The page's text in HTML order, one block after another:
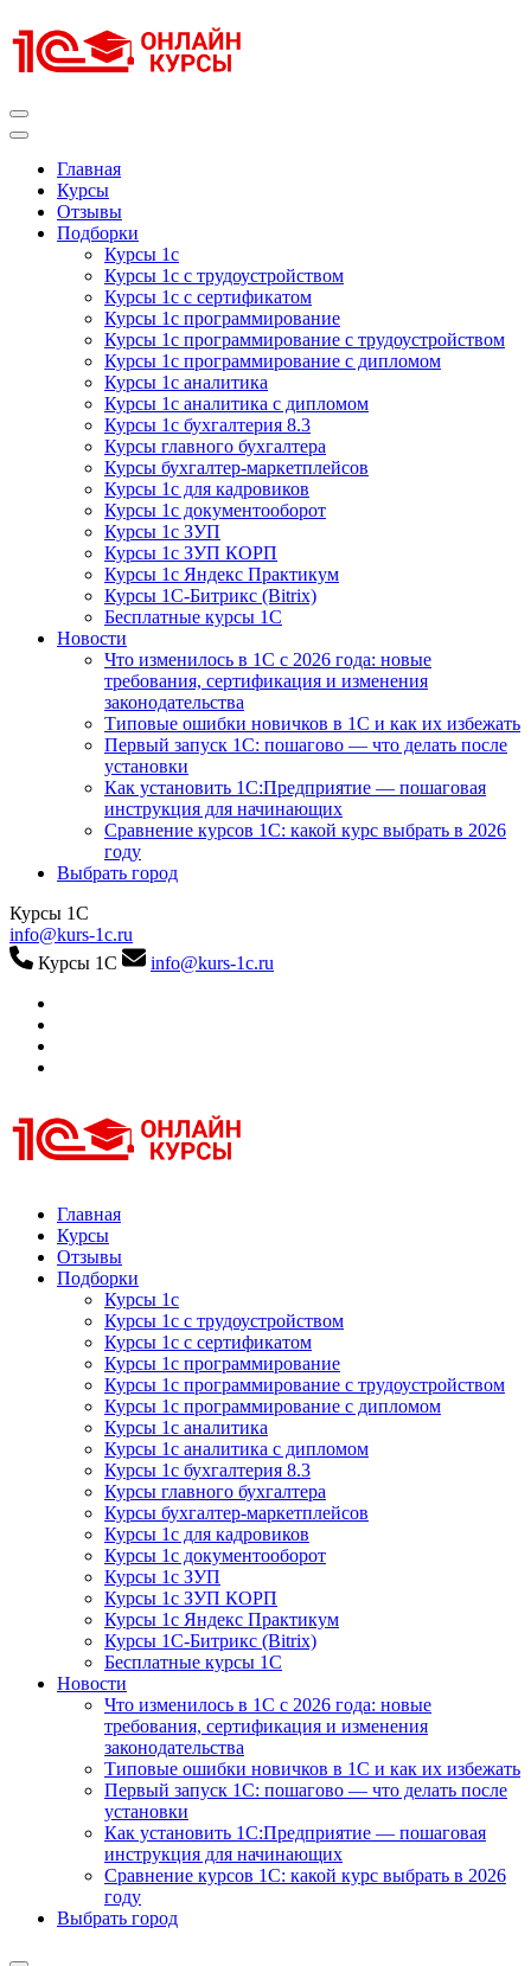
к
содержимому
Главная
Курсы
Отзывы
Подборки
Курсы 1с
Курсы 1с с трудоустройством
Курсы 1с с сертификатом
Курсы 1с программирование
Курсы 1с программирование с трудоустройством
Курсы 1с программирование с дипломом
Курсы 1с аналитика
Курсы 1с аналитика с дипломом
Курсы 1с бухгалтерия 8.3
Курсы главного бухгалтера
Курсы бухгалтер-маркетплейсов
Курсы 1с для кадровиков
Курсы 1с документооборот
Курсы 1с ЗУП
Курсы 1с ЗУП КОРП
Курсы 1с Яндекс Практикум
Курсы 1С-Битрикс (Bitrix)
Бесплатные курсы 1С
Новости
Что изменилось в 1С с 2026 года: новые
требования, сертификация и изменения
законодательства
Типовые ошибки новичков в 1С и как их избежать
Первый запуск 1С: пошагово — что делать после
установки
Как установить 1С:Предприятие — пошаговая
инструкция для начинающих
Сравнение курсов 1С: какой курс выбрать в 2026
году
Выбрать город
Курсы 1С
info@kurs-1c.ru
Курсы 1С
info@kurs-1c.ru
Курсы 1С
Курсы 1С официальная сертификация
Главная
Курсы
Отзывы
Подборки
Курсы 1с
Курсы 1с с трудоустройством
Курсы 1с с сертификатом
Курсы 1с программирование
Курсы 1с программирование с трудоустройством
Курсы 1с программирование с дипломом
Курсы 1с аналитика
Курсы 1с аналитика с дипломом
Курсы 1с бухгалтерия 8.3
Курсы главного бухгалтера
Курсы бухгалтер-маркетплейсов
Курсы 1с для кадровиков
Курсы 1с документооборот
Курсы 1с ЗУП
Курсы 1с ЗУП КОРП
Курсы 1с Яндекс Практикум
Курсы 1С-Битрикс (Bitrix)
Бесплатные курсы 1С
Новости
Что изменилось в 1С с 2026 года: новые
требования, сертификация и изменения
законодательства
Типовые ошибки новичков в 1С и как их избежать
Первый запуск 1С: пошагово — что делать после
установки
Как установить 1С:Предприятие — пошаговая
инструкция для начинающих
Сравнение курсов 1С: какой курс выбрать в 2026
году
Выбрать город